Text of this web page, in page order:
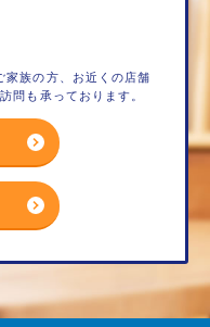
家族の方、お近くの店舗
問も承っております。